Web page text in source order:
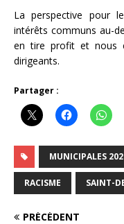
La perspective pour
intérêts communs au-
en tire profit et nous
dirigeants.
Partager :
MUNICIPALES
RACISME SAINT-
PRÉCÉDENT